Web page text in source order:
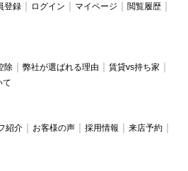
登録 ログイン マイページ
閲覧履歴
除 弊社が選ばれる理由
賃貸vs持ち家
て
紹介 お客様の声 採用情報
来店予約